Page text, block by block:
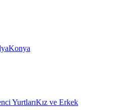
Konya
YurtlarıKız ve Erkek